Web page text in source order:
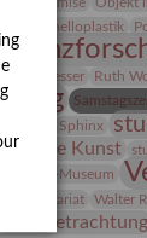
Phelloplastik
Rudi Lesser Ruth
Sphinx
Kunst
Ludwig-Museum
Volontariat Walter
Werkbetrachtung